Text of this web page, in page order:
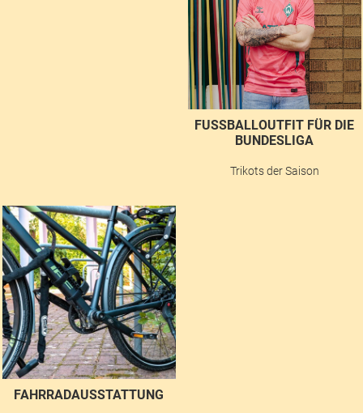
FUSSBALLOUTFIT FÜR DIE B
UNDESLIGA
Trikots der Saison
FAHRRADAUSSTATTUNG